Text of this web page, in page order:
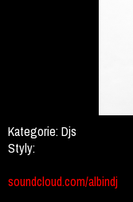
Kategorie:Djs
Styly:
soundcloud.com/albindj